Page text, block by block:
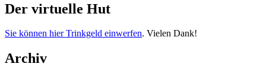
Der virtuelle Hut
Sie können hier Trinkgeld einwerfen. Vielen Dank!
Archiv